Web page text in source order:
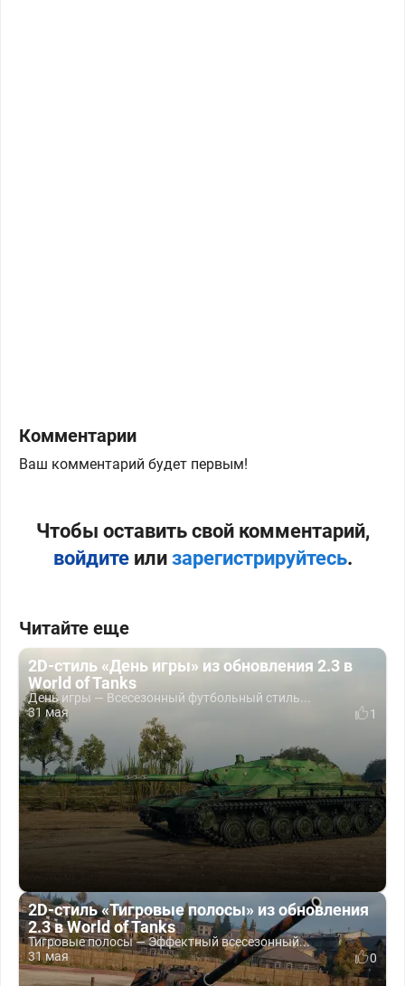
Комментарии
Ваш комментарий будет первым!
Чтобы оставить свой комментарий,
войдитеили зарегистрируйтесь.
Читайте еще
2D-стиль «День игры» из обновления 2.3 в
World of Tanks
День игры — Всесезонный футбольный стиль...
31 мая
1
2D-стиль «Тигровые полосы» из обновления
2.3 в World of Tanks
Тигровые полосы — Эффектный всесезонный...
31 мая
0